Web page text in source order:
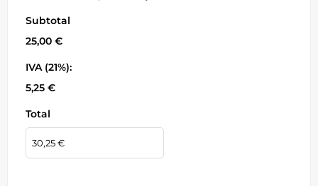
Subtotal
25,00 €
IVA (21%):
5,25 €
Total